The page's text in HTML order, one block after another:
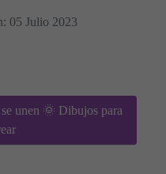
05 Julio 2023
unen 🌞 Dibujos para